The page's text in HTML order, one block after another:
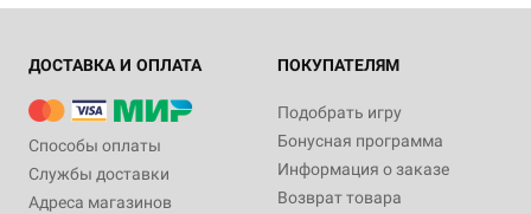
ДОСТАВКА И ОПЛАТА
Способы оплаты
Службы доставки
Адреса магазинов
ПОКУПАТЕЛЯМ
Подобрать игру
Бонусная программа
Информация о заказе
Возврат товара